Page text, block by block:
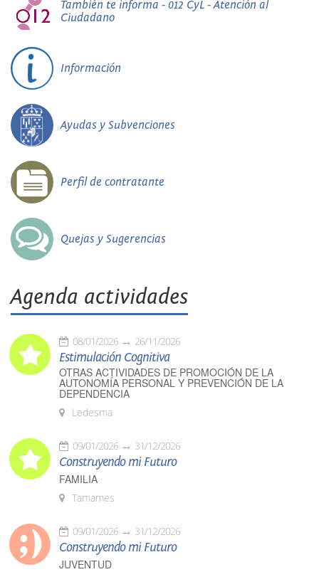
También te informa - 012 CyL - Atención al
Ciudadano
Información
Ayudas y Subvenciones
Perfil de contratante
Quejas y Sugerencias
Agenda actividades
08/01/2026 26/11/2026
Estimulación Cognitiva
OTRAS ACTIVIDADES DE PROMOCIÓN DE LA
AUTONOMÍA PERSONAL Y PREVENCIÓN DE LA
DEPENDENCIA
Ledesma
09/01/2026 31/12/2026
Construyendo mi Futuro
FAMILIA
Tamames
09/01/2026 31/12/2026
Construyendo mi Futuro
JUVENTUD